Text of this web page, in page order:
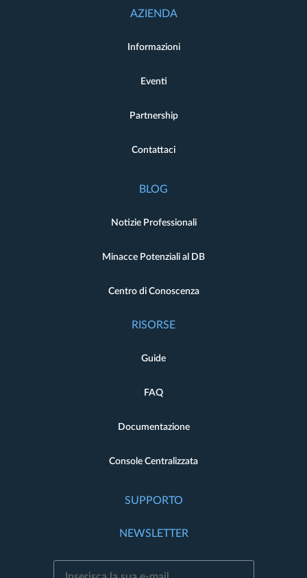
AZIENDA
Informazioni
Eventi
Partnership
Contattaci
BLOG
Notizie Professionali
Minacce Potenziali al DB
Centro di Conoscenza
RISORSE
Guide
FAQ
Documentazione
Console Centralizzata
SUPPORTO
NEWSLETTER